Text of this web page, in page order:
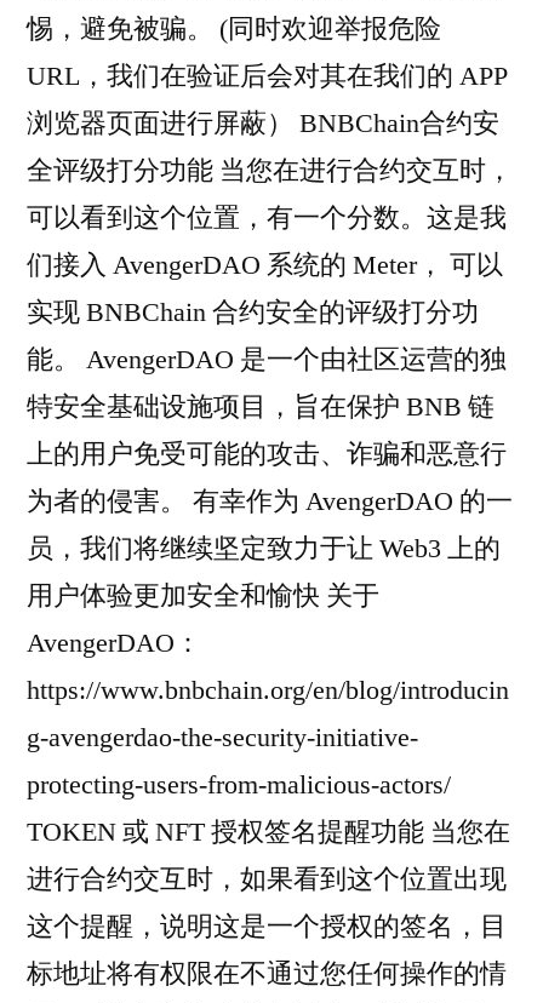
惕，避免被骗。 (同时欢迎举报危险
URL，我们在验证后会对其在我们的 APP
浏览器页面进行屏蔽） BNBChain合约安
全评级打分功能 当您在进行合约交互时，
可以看到这个位置，有一个分数。这是我
们接入 AvengerDAO 系统的 Meter， 可以
实现 BNBChain 合约安全的评级打分功
能。 AvengerDAO 是一个由社区运营的独
特安全基础设施项目，旨在保护 BNB 链
上的用户免受可能的攻击、诈骗和恶意行
为者的侵害。 有幸作为 AvengerDAO 的一
员，我们将继续坚定致力于让 Web3 上的
用户体验更加安全和愉快 关于
AvengerDAO：
https://www.bnbchain.org/en/blog/introducin
g-avengerdao-the-security-initiative-
protecting-users-from-malicious-actors/
TOKEN 或 NFT 授权签名提醒功能 当您在
进行合约交互时，如果看到这个位置出现
这个提醒，说明这是一个授权的签名，目
标地址将有权限在不通过您任何操作的情